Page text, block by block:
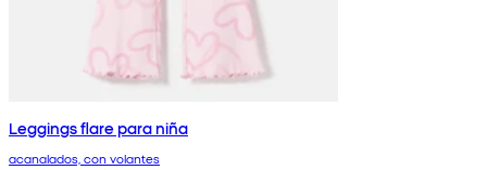
Leggings flare para niña
acanalados, con volantes